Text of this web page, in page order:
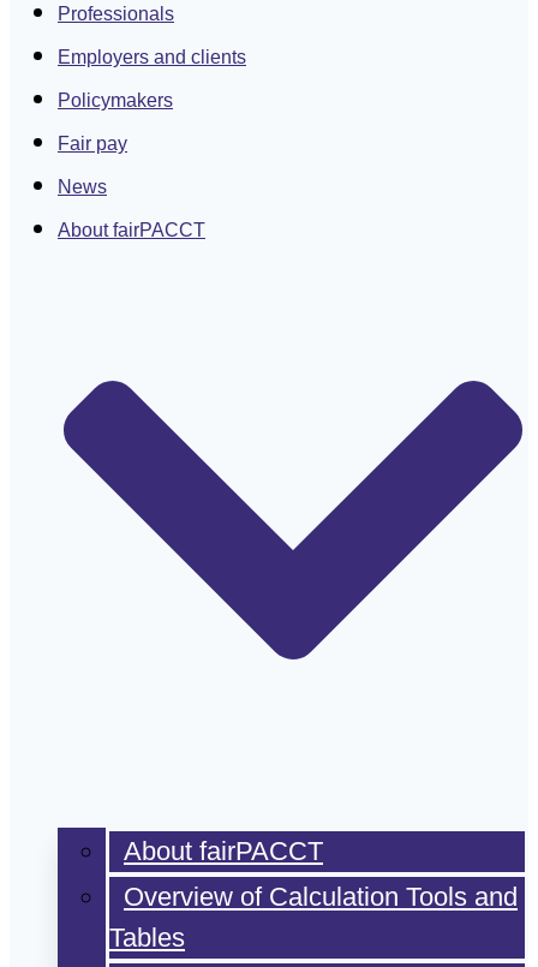
Professionals
Employers and clients
Policymakers
Fair pay
News
About fairPACCT
About fairPACCT
Overview of Calculation Tools and
Tables